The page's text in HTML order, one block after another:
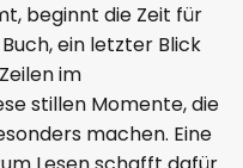
beginnt die Zeit für
ein letzter Blick
im
stillen Momente, die
machen. Eine